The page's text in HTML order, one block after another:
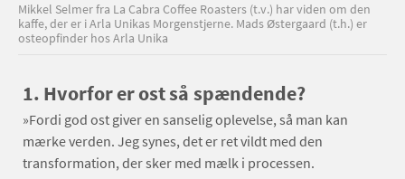
Mikkel Selmer fra La Cabra Coffee Roasters (t.v.) har viden om den
kaffe, der er i Arla Unikas Morgenstjerne. Mads Østergaard (t.h.) er
osteopfinder hos Arla Unika
1. Hvorfor er ost så spændende?
»Fordi god ost giver en sanselig oplevelse, så man kan
mærke verden. Jeg synes, det er ret vildt med den
transformation, der sker med mælk i processen.